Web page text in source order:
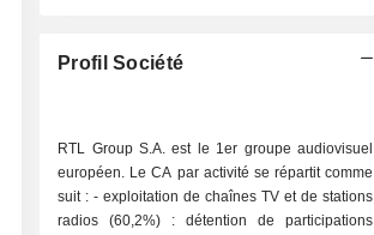
Profil Société
RTL Group S.A. est le 1er groupe audiovisuel
européen. Le CA par activité se répartit comme
suit : - exploitation de chaînes TV et de stations
radios (60,2%) : détention de participations